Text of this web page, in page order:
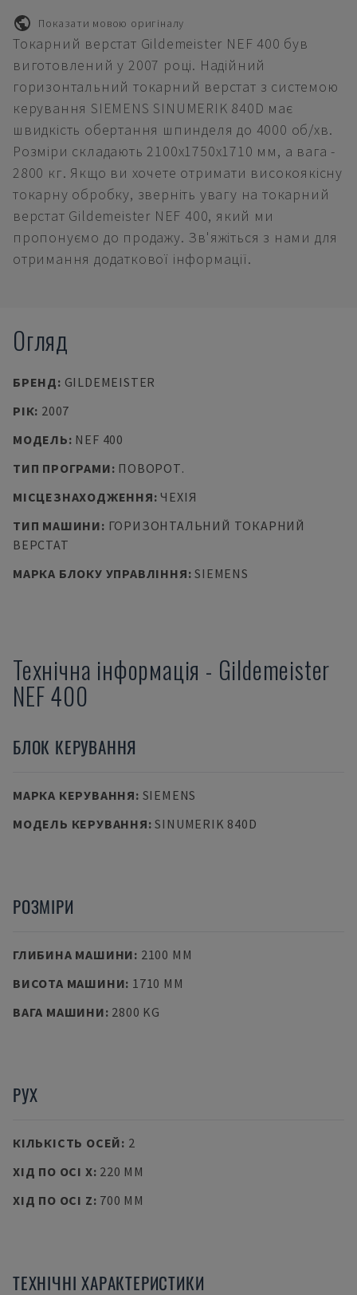
Показати мовою оригіналу
Токарний верстат Gildemeister NEF 400 був
виготовлений у 2007 році. Надійний
горизонтальний токарний верстат з системою
керування SIEMENS SINUMERIK 840D має
швидкість обертання шпинделя до 4000 об/хв.
Розміри складають 2100x1750x1710 мм, а вага -
2800 кг. Якщо ви хочете отримати високоякісну
токарну обробку, зверніть увагу на токарний
верстат Gildemeister NEF 400, який ми
пропонуємо до продажу. Зв'яжіться з нами для
отримання додаткової інформації.
Огляд
БРЕНД: GILDEMEISTER
РІК: 2007
МОДЕЛЬ: NEF 400
ТИП ПРОГРАМИ: ПОВОРОТ.
МІСЦЕЗНАХОДЖЕННЯ:ЧЕХІЯ
ТИП МАШИНИ: ГОРИЗОНТАЛЬНИЙ ТОКАРНИЙ
ВЕРСТАТ
МАРКА БЛОКУ УПРАВЛІННЯ:SIEMENS
Технічна інформація - Gildemeister
NEF 400
БЛОК КЕРУВАННЯ
МАРКА КЕРУВАННЯ: SIEMENS
МОДЕЛЬ КЕРУВАННЯ:SINUMERIK 840D
РОЗМІРИ
ГЛИБИНА МАШИНИ: 2100 MM
ВИСОТА МАШИНИ: 1710 MM
ВАГА МАШИНИ: 2800 KG
РУХ
КІЛЬКІСТЬ ОСЕЙ: 2
ХІД ПО ОСІ X: 220 MM
ХІД ПО ОСІ Z: 700 MM
ТЕХНІЧНІ ХАРАКТЕРИСТИКИ